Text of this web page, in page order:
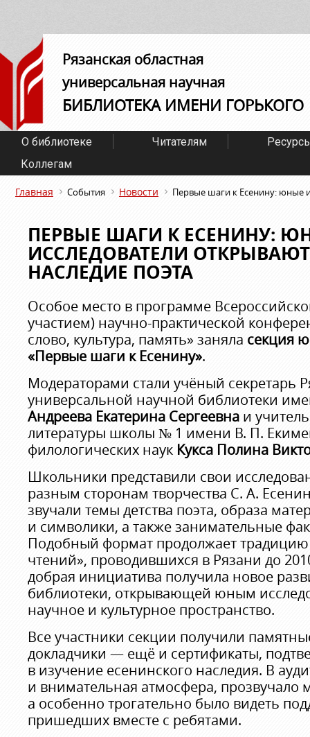
Рязанская областная
универсальная научная
БИБЛИОТЕКА ИМЕНИ ГОРЬКОГО
О библиотеке Читателям
Коллегам
Главная События Новости Первые шаги к Есенину: юные
ПЕРВЫЕ ШАГИ К ЕСЕНИНУ:
ИССЛЕДОВАТЕЛИ
НАСЛЕДИЕ ПОЭТА
Особое место в программе
участием) научно-практической
слово, культура, память» заняла секция
«Первые шаги к Есенину».
Модераторами стали учёный секретарь
универсальной научной библиотеки
Андреева Екатерина Сергеевна и
литературы школы № 1 имени В. П.
филологических наук Кукса Полина
Школьники представили свои
разным сторонам творчества С. А.
звучали темы детства поэта, образа
и символики, а также занимательные
Подобный формат продолжает традицию
чтений», проводившихся в Рязани до
добрая инициатива получила новое
библиотеки, открывающей юным
научное и культурное пространство.
Все участники секции получили
докладчики — ещё и сертификаты,
в изучение есенинского наследия. В
и внимательная атмосфера, прозвучало
а особенно трогательно было видеть
пришедших вместе с ребятами.